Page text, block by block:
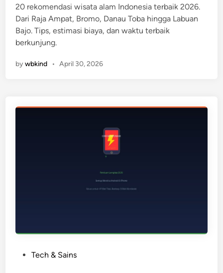
d
i
n
20 rekomendasi wisata alam Indonesia terbaik 2026.
Dari Raja Ampat, Bromo, Danau Toba hingga Labuan
Bajo. Tips, estimasi biaya, dan waktu terbaik
berkunjung.
bywbkind • April 30, 2026
Tech & Sains